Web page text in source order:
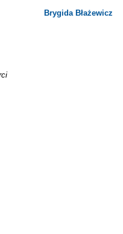
Brygida Błażewicz